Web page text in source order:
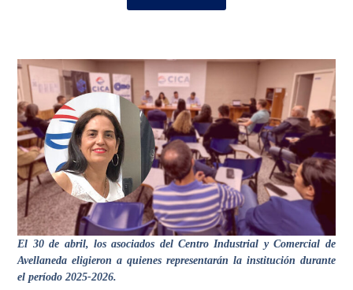
El 30 de abril, los asociados del Centro Industrial y Comercial de
Avellaneda eligieron a quienes representarán la institución durante
el período 2025-2026.